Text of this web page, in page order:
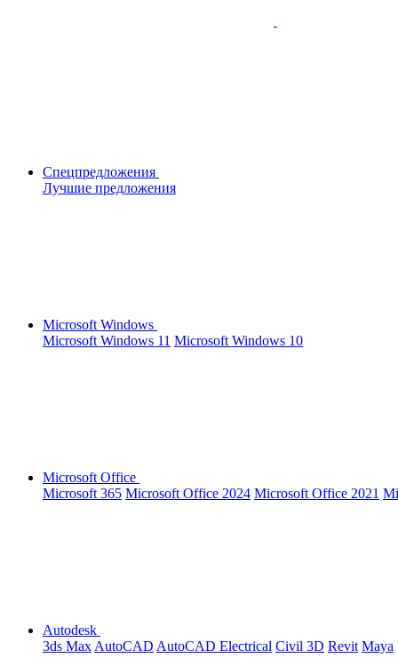
Спецпредложения
Лучшие предложения
Microsoft Windows
Microsoft Windows 11 Microsoft Windows 10
Microsoft Office
Microsoft 365 Microsoft Office 2024 Microsoft Office 2021
Autodesk
3ds Max AutoCAD AutoCAD Electrical Civil 3D Revit Maya